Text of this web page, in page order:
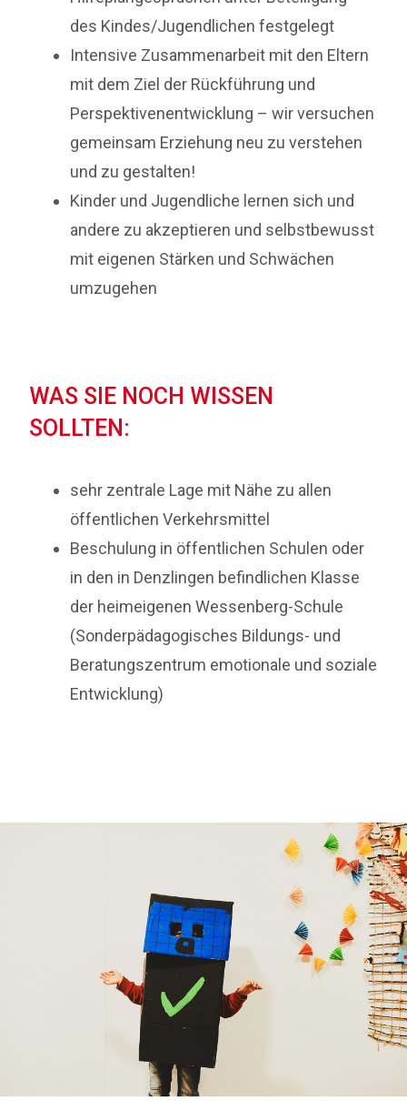
des Kindes/Jugendlichen festgelegt
Intensive Zusammenarbeit mit den Eltern
mit dem Ziel der Rückführung und
Perspektivenentwicklung – wir versuchen
gemeinsam Erziehung neu zu verstehen
und zu gestalten!
Kinder und Jugendliche lernen sich und
andere zu akzeptieren und selbstbewusst
mit eigenen Stärken und Schwächen
umzugehen
WAS SIE NOCH WISSEN
SOLLTEN:
sehr zentrale Lage mit Nähe zu allen
öffentlichen Verkehrsmittel
Beschulung in öffentlichen Schulen oder
in den in Denzlingen befindlichen Klasse
der heimeigenen Wessenberg-Schule
(Sonderpädagogisches Bildungs- und
Beratungszentrum emotionale und soziale
Entwicklung)